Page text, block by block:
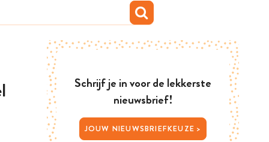
Schrijf je in voor de lekkerste
nieuwsbrief!
JOUW NIEUWSBRIEFKEUZE >